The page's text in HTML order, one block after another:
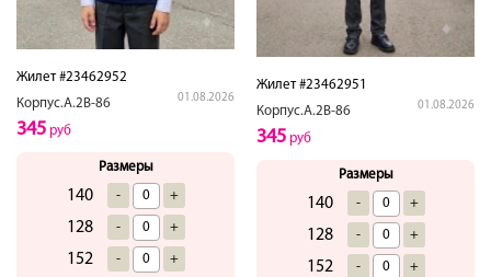
Жилет #23462952
Корпус.А.2В-86
01.08.2026
345 руб
Размеры
140 - +
128 - +
152 - +
Жилет #23462951
Корпус.А.2В-86
01.08.2026
345 руб
Размеры
140 - +
128 - +
152 - +